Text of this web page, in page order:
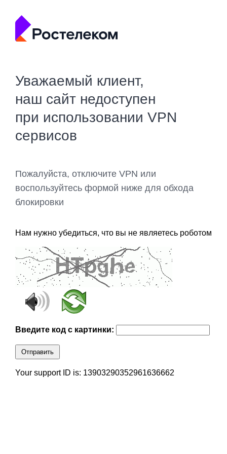
Уважаемый клиент,
наш сайт недоступен
при использовании VPN
сервисов
Пожалуйста, отключите VPN или
воспользуйтесь формой ниже для обхода
блокировки
Нам нужно убедиться, что вы не являетесь роботом
Введите код с картинки:
Отправить
Your support ID is: 13903290352961636662